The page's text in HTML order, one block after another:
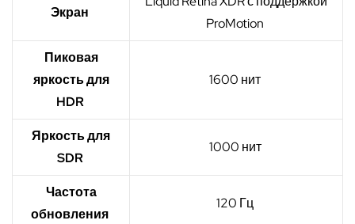
Экран
ProMotion
Пиковая
яркость для
HDR
1600 нит
Яркость для
SDR
1000 нит
Частота
обновления
120 Гц